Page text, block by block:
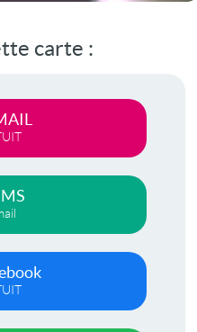
carte :